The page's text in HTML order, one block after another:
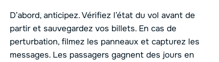
D’abord, anticipez. Vérifiez l’état du vol avant de
partir et sauvegardez vos billets. En cas de
perturbation, filmez les panneaux et capturez les
messages. Les passagers gagnent des jours en